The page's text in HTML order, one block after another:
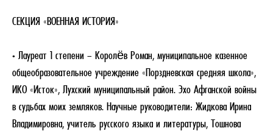
СЕКЦИЯ «ВОЕННАЯ ИСТОРИЯ»
• Лауреат 1 степени – Королёв Роман, муниципальное казенное
общеобразовательное учреждение «Порздневская средняя школа»,
ИКО «Исток», Лухский муниципальный район. Эхо Афганской войны
в судьбах моих земляков. Научные руководители: Жидкова Ирина
Владимировна, учитель русского языка и литературы, Тошнова